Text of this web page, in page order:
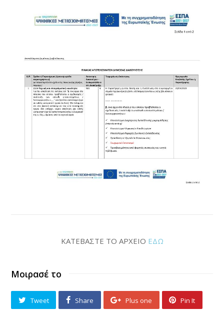
KATEBAΣΤΕ ΤΟ ΑΡΧΕΙΟ ΕΔΩ
Μοιρασέ το
Tweet Share Plus one Pin It